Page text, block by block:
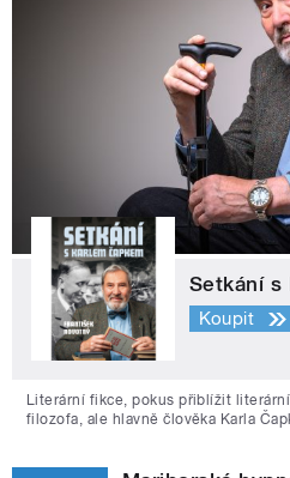
Setkání s
Koupit
Literární fikce, pokus přiblížit
filozofa, ale hlavně člověka Karla